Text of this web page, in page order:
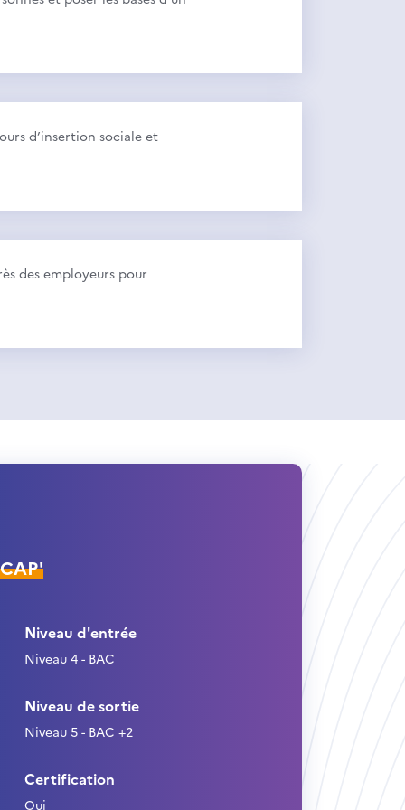
d’insertion sociale et
des employeurs pour
Niveau d'entrée
Niveau 4 - BAC
Niveau de sortie
Niveau 5 - BAC +2
Certification
Oui